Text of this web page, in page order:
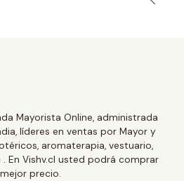
Mayorista Online, administrada
líderes en ventas por Mayor y
aromaterapia, vestuario,
En Vishv.cl usted podrá comprar
precio.